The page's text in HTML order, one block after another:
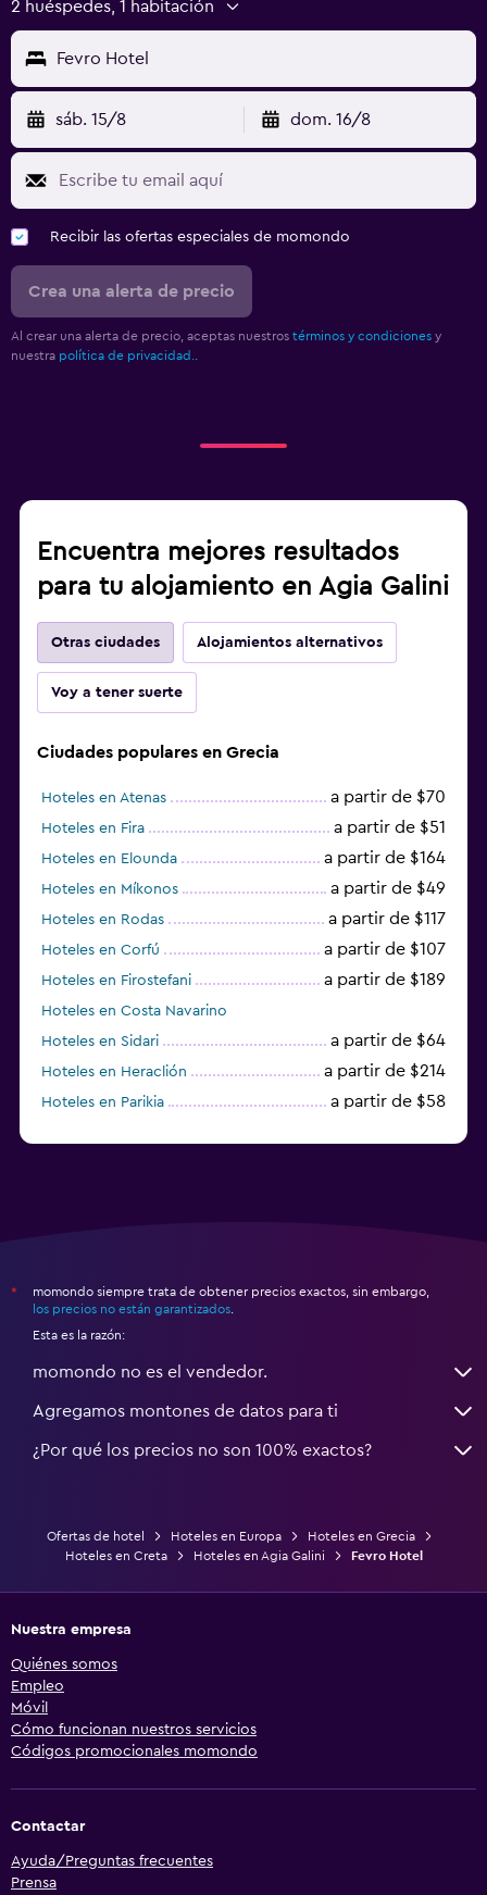
2 huéspedes, 1 habitación
Fevro Hotel
sáb. 15/8 dom. 16/8
Recibir las ofertas especiales de momondo
Crea una alerta de precio
Al crear una alerta de precio, aceptas nuestros términos y condiciones y
nuestra política de privacidad.
Encuentra mejores resultados
para tu alojamiento en Agia Galini
Otras ciudades Alojamientos alternativos
Voy a tener suerte
Ciudades populares en Grecia
Hoteles en Atenas a partir de $70
Hoteles en Fira a partir de $51
Hoteles en Elounda a partir de $164
Hoteles en Míkonos a partir de $49
Hoteles en Rodas a partir de $117
Hoteles en Corfú a partir de $107
Hoteles en Firostefani a partir de $189
Hoteles en Costa Navarino
Hoteles en Sidari
a partir de $64
Hoteles en Heraclión a partir de $214
Hoteles en Parikia a partir de $58
*
momondo siempre trata de obtener precios exactos, sin embargo,
los precios no están garantizados
Esta es la razón:
momondo no es el vendedor.
Agregamos montones de datos para ti
¿Por qué los precios no son 100% exactos?
Ofertas de hotel Hoteles en Europa
Hoteles en Grecia
Hoteles en Creta
Hoteles en Agia Galini Fevro Hotel
Nuestra empresa
Quiénes somos
Empleo
Móvil
Cómo funcionan nuestros servicios
Códigos promocionales momondo
Contactar
Ayuda/Preguntas frecuentes
Prensa